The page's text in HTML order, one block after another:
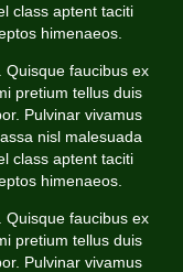
class aptent taciti
himenaeos.
Quisque faucibus ex
pretium tellus duis
Pulvinar vivamus
nisl malesuada
class aptent taciti
himenaeos.
Quisque faucibus ex
pretium tellus duis
Pulvinar vivamus